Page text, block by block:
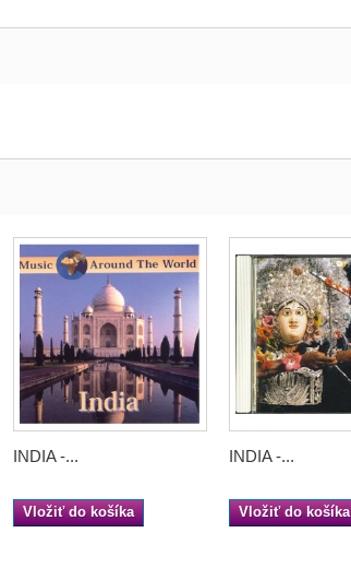
INDIA -...
Vložiť do košíka
INDIA -...
Vložiť do košíka